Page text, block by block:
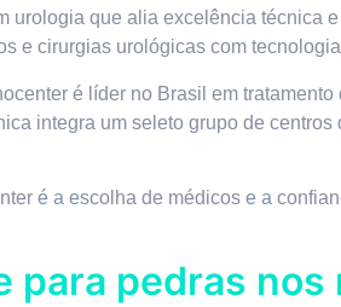
que alia excelência técnica
e cirurgias urológicas com
é líder no Brasil em
integra um seleto grupo de
é a escolha de médicos e a
pedras nos